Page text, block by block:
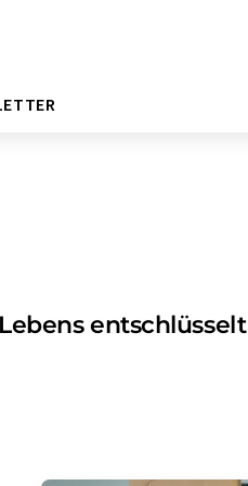
entschlüsselt